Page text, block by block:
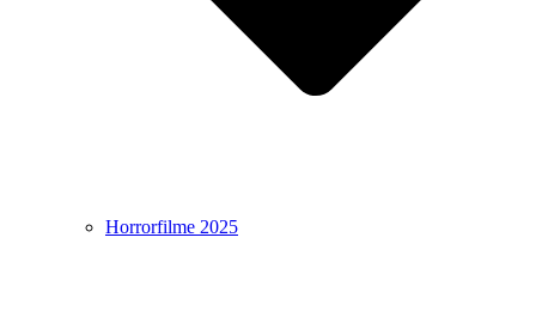
Horrorfilme 2025